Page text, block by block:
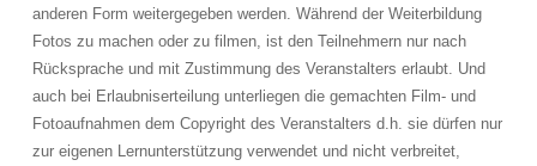
anderen Form weitergegeben werden. Während der Weiterbildung
Fotos zu machen oder zu filmen, ist den Teilnehmern nur nach
Rücksprache und mit Zustimmung des Veranstalters erlaubt. Und
auch bei Erlaubniserteilung unterliegen die gemachten Film- und
Fotoaufnahmen dem Copyright des Veranstalters d.h. sie dürfen nur
zur eigenen Lernunterstützung verwendet und nicht verbreitet,